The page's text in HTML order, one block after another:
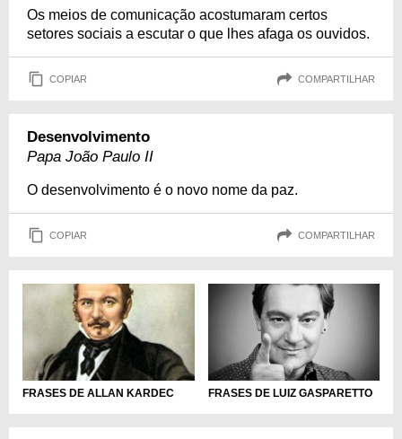
Os meios de comunicação acostumaram certos
setores sociais a escutar o que lhes afaga os ouvidos.
COPIAR COMPARTILHAR
Desenvolvimento
Papa João Paulo II
O desenvolvimento é o novo nome da paz.
COPIAR COMPARTILHAR
FRASES DE ALLAN KARDEC FRASES DE LUIZ GASPARETTO